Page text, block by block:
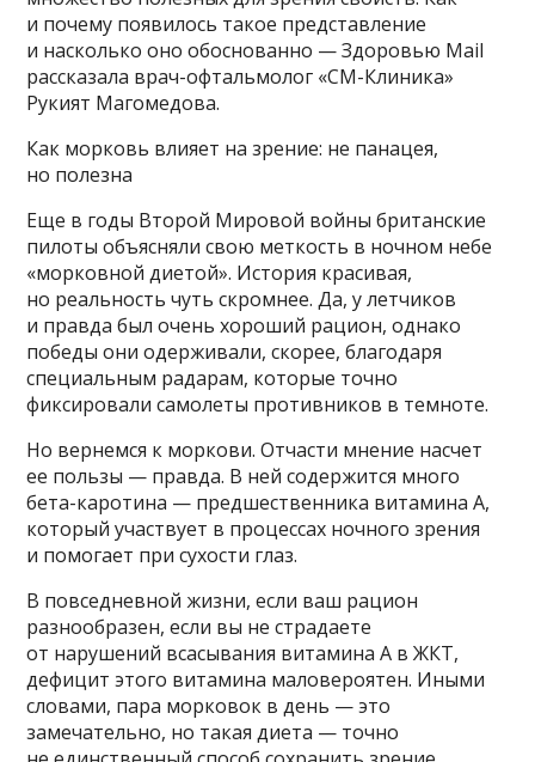
и почему появилось такое представление
и насколько оно обоснованно — Здоровью Mail
рассказала врач-офтальмолог «СМ-Клиника»
Рукият Магомедова.
Как морковь влияет на зрение: не панацея,
но полезна
Еще в годы Второй Мировой войны британские
пилоты объясняли свою меткость в ночном небе
«морковной диетой». История красивая,
но реальность чуть скромнее. Да, у летчиков
и правда был очень хороший рацион, однако
победы они одерживали, скорее, благодаря
специальным радарам, которые точно
фиксировали самолеты противников в темноте.
Но вернемся к моркови. Отчасти мнение насчет
ее пользы — правда. В ней содержится много
бета-каротина — предшественника витамина А,
который участвует в процессах ночного зрения
и помогает при сухости глаз.
В повседневной жизни, если ваш рацион
разнообразен, если вы не страдаете
от нарушений всасывания витамина А в ЖКТ,
дефицит этого витамина маловероятен. Иными
словами, пара морковок в день — это
замечательно, но такая диета — точно